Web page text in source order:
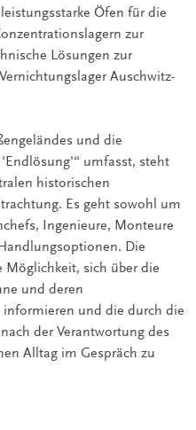
Öfen für die
zur
Lösungen zur
Auschwitz-
und die
umfasst, steht
historischen
Es geht sowohl um
Ingenieure, Monteure
Die
Möglichkeit, sich über die
und deren
informieren und die durch die
der Verantwortung des
Alltag im Gespräch zu